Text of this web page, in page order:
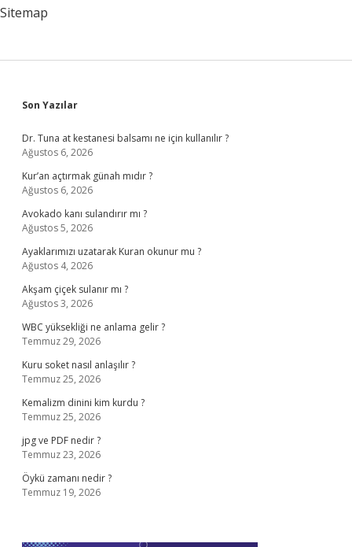
Sitemap
Sidebar
Son Yazılar
Dr. Tuna at kestanesi balsamı ne için kullanılır ?
Ağustos 6, 2026
Kur’an açtırmak günah mıdır ?
Ağustos 6, 2026
Avokado kanı sulandırır mı ?
Ağustos 5, 2026
Ayaklarımızı uzatarak Kuran okunur mu ?
Ağustos 4, 2026
Akşam çiçek sulanır mı ?
Ağustos 3, 2026
WBC yüksekliği ne anlama gelir ?
Temmuz 29, 2026
Kuru soket nasıl anlaşılır ?
Temmuz 25, 2026
Kemalizm dinini kim kurdu ?
Temmuz 25, 2026
jpg ve PDF nedir ?
Temmuz 23, 2026
Öykü zamanı nedir ?
Temmuz 19, 2026